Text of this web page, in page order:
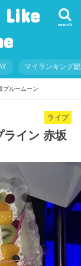
search
マイランキング
ブルームーン
ライブ
ライン 赤坂